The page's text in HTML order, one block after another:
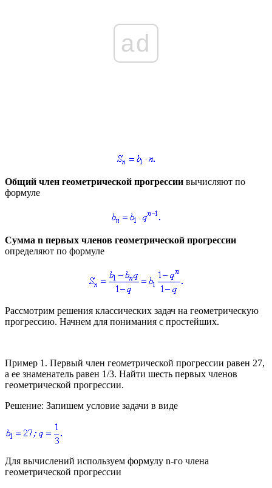
ad
Общий член геометрической прогрессии вычисляют по
формуле
Сумма n первых членов геометрической прогрессии
определяют по формуле
Рассмотрим решения классических задач на геометрическую
прогрессию. Начнем для понимания с простейших.
Пример 1. Первый член геометрической прогрессии равен 27,
а ее знаменатель равен 1/3. Найти шесть первых членов
геометрической прогрессии.
Решение: Запишем условие задачи в виде
Для вычислений используем формулу n-го члена
геометрической прогрессии